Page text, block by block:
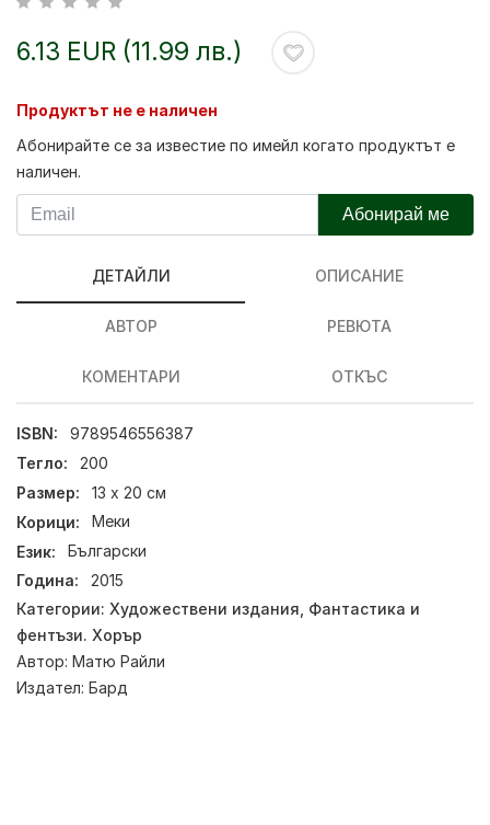
6.13 EUR (11.99 лв.)
Продуктът не е наличен
Абонирайте се за известие по имейл когато продуктът е
наличен.
Абонирай ме
ДЕТАЙЛИ ОПИСАНИЕ
АВТОР РЕВЮТА
КОМЕНТАРИ ОТКЪС
ISBN:
9789546556387
Тегло:
200
Размер:
13 х 20 см
Корици:
Меки
Език:
Български
Година:
2015
Категории: Художествени издания Фантастика и
фентъзи. Хорър
Автор: Матю Райли
Издател: Бард